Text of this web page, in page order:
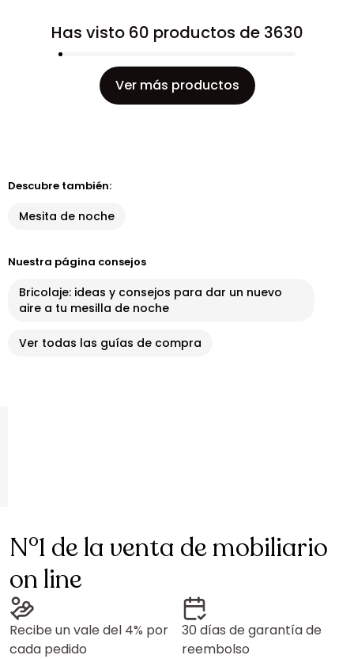
Has visto 60 productos de 3630
Ver más productos
Descubre también:
Mesita de noche
Nuestra página consejos
Bricolaje: ideas y consejos para dar un nuevo
aire a tu mesilla de noche
Ver todas las guías de compra
N°1 de la venta de mobiliario
on line
Recibe un vale del 4% por
cada pedido
30 días de garantía de
reembolso